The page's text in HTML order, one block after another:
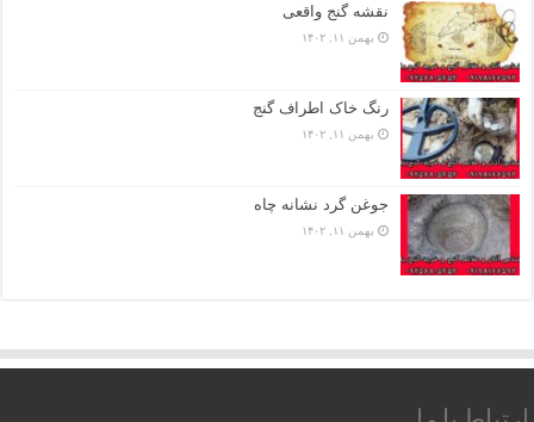
نقشه گنج واقعی
بهمن ۱۱, ۱۴۰۲
رنگ خاک اطراف گنج
بهمن ۱۱, ۱۴۰۲
جوغن گرد نشانه چاه
بهمن ۱۱, ۱۴۰۲